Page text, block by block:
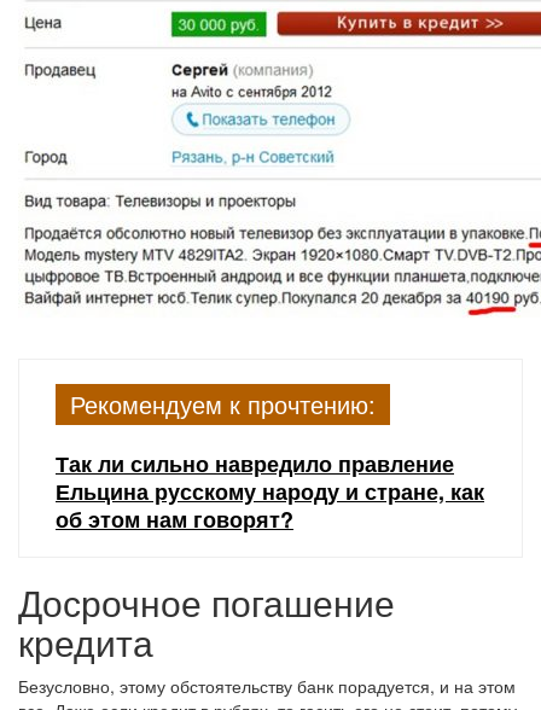
Рекомендуем к прочтению:
Так ли сильно навредило правление
Ельцина русскому народу и стране, как
об этом нам говорят?
Досрочное погашение
кредита
Безусловно, этому обстоятельству банк порадуется, и на этом